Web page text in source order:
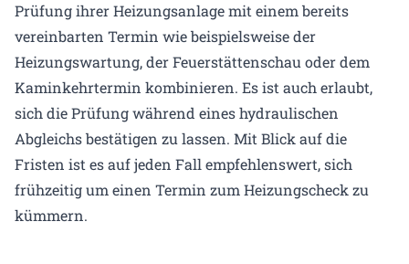
Prüfung ihrer Heizungsanlage mit einem bereits
vereinbarten Termin wie beispielsweise der
Heizungswartung, der Feuerstättenschau oder dem
Kaminkehrtermin kombinieren. Es ist auch erlaubt,
sich die Prüfung während eines hydraulischen
Abgleichs bestätigen zu lassen. Mit Blick auf die
Fristen ist es auf jeden Fall empfehlenswert, sich
frühzeitig um einen Termin zum Heizungscheck zu
kümmern.